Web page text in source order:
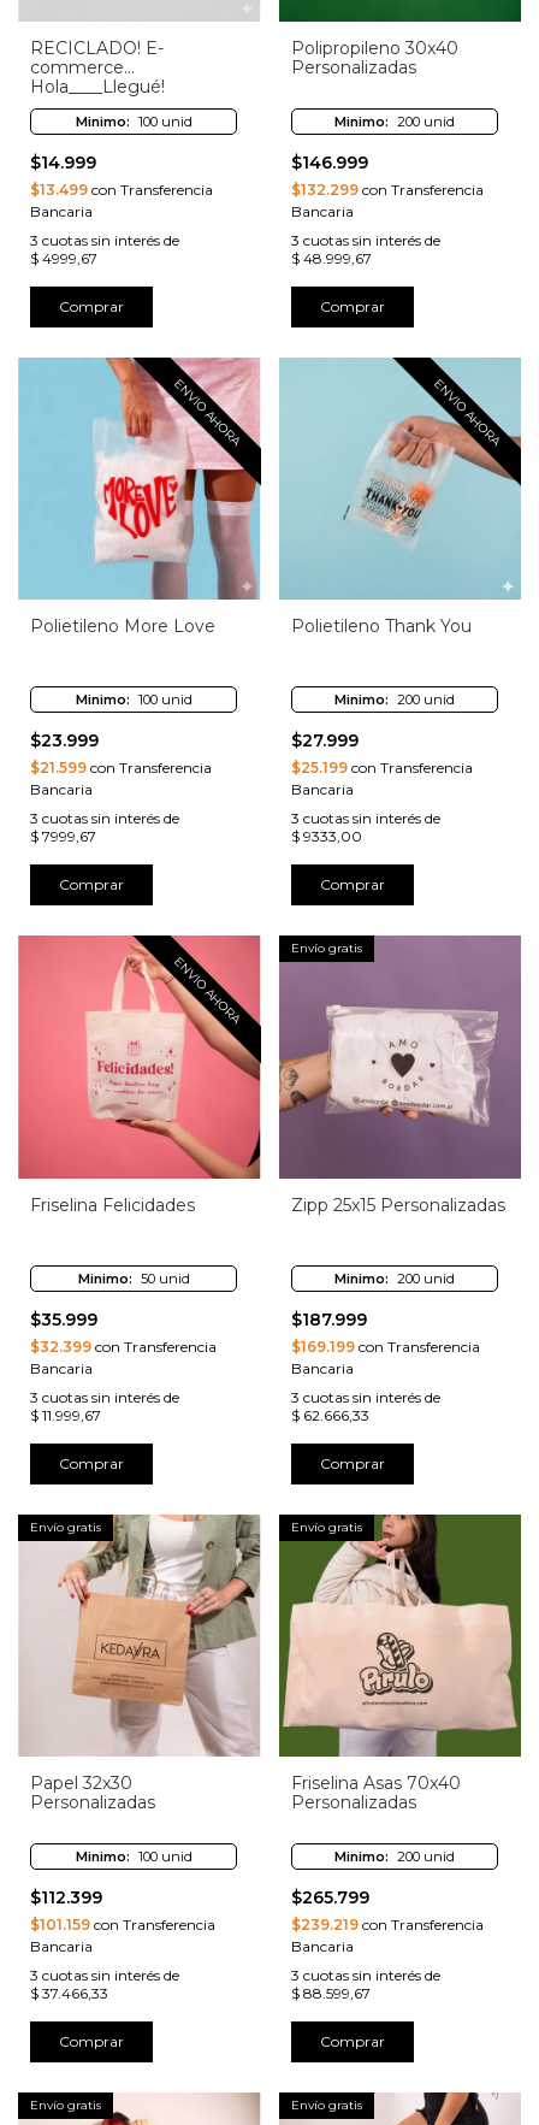
RECICLADO! E-
commerce
Hola____Llegué!
Minimo: 100 unid
$14.999
$13.499 con Transferencia
Bancaria
3 cuotas sin interés de
$ 4999,67
Comprar
Polipropileno 30x40
Personalizadas
Minimo: 200 unid
$146.999
$132.299con Transferencia
Bancaria
3 cuotas sin interés de
$ 48.999,67
Comprar
ENVIO AHORA
Polietileno More Love
Minimo: 100 unid
$23.999
$21.599 con Transferencia
Bancaria
3 cuotas sin interés de
$ 7999,67
Comprar
ENVIO AHORA
Polietileno Thank You
Minimo: 200 unid
$27.999
$25.199con Transferencia
Bancaria
3 cuotas sin interés de
$ 9333,00
Comprar
ENVIO AHORA
Friselina Felicidades
Minimo: 50 unid
$35.999
$32.399 con Transferencia
Bancaria
3 cuotas sin interés de
$ 11.999,67
Comprar
Envío gratis
Zipp 25x15 Personalizadas
Minimo: 200 unid
$187.999
$169.199con Transferencia
Bancaria
3 cuotas sin interés de
$ 62.666,33
Comprar
Envío gratis
Papel 32x30
Personalizadas
Minimo: 100 unid
$112.399
$101.159 con Transferencia
Bancaria
3 cuotas sin interés de
$ 37.466,33
Comprar
Envío gratis
Friselina Asas 70x40
Personalizadas
Minimo: 200 unid
$265.799
$239.219con Transferencia
Bancaria
3 cuotas sin interés de
$ 88.599,67
Comprar
Envío gratis Envío gratis